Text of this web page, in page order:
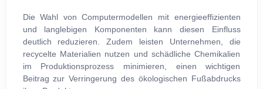
Die Wahl von Computermodellen mit energieeffizienten
und langlebigen Komponenten kann diesen Einfluss
deutlich reduzieren. Zudem leisten Unternehmen, die
recycelte Materialien nutzen und schädliche Chemikalien
im Produktionsprozess minimieren, einen wichtigen
Beitrag zur Verringerung des ökologischen Fußabdrucks